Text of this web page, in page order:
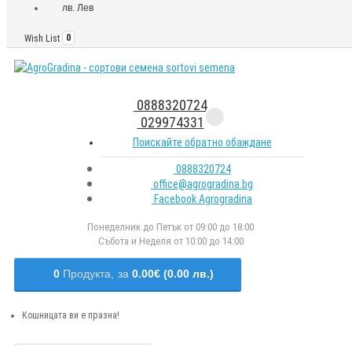
лв. Лев
Wish List 0
0888320724
029974331
Поискайте обратно обаждане
0888320724
office@agrogradina.bg
Facebook Agrogradina
Понеделник до Петък от 09:00 до 18:00
Събота и Неделя от 10:00 до 14:00
0 Продукта, за 0.00€ (0.00 лв.)
Кошницата ви е празна!